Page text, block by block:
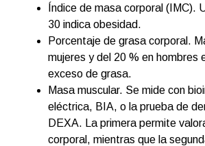
Índice de masa corporal (IMC).
30 indica obesidad.
Porcentaje de grasa corporal.
mujeres y del 20 % en hombres
exceso de grasa.
Masa muscular. Se mide con
eléctrica, BIA, o la prueba de
DEXA. La primera permite
corporal, mientras que la